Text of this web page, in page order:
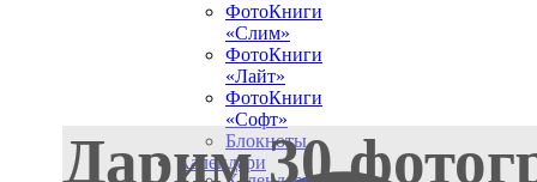
ФотоКниги
«Слим»
ФотоКниги
«Лайт»
ФотоКниги
«Софт»
Блокноты
Календари
Дарим 30